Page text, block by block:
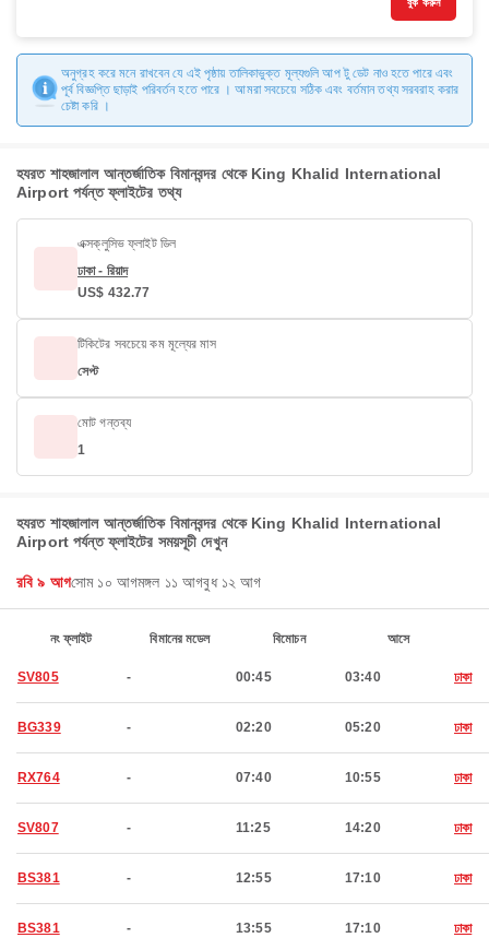
বুক করুন
অনুগ্রহ করে মনে রাখবেন যে এই পৃষ্ঠায় তালিকাভুক্ত মূল্যগুলি আপ টু ডেট নাও হতে পারে এবং
পূর্ব বিজ্ঞপ্তি ছাড়াই পরিবর্তন হতে পারে । আমরা সবচেয়ে সঠিক এবং বর্তমান তথ্য সরবরাহ করার
চেষ্টা করি ।
হযরত শাহজালাল আন্তর্জাতিক বিমানবন্দর থেকে King Khalid International
Airport পর্যন্ত ফ্লাইটের তথ্য
এক্সক্লুসিভ ফ্লাইট ডিল
ঢাকা - রিয়াদ
US$ 432.77
টিকিটের সবচেয়ে কম মূল্যের মাস
সেপ্ট
মোট গন্তব্য
1
হযরত শাহজালাল আন্তর্জাতিক বিমানবন্দর থেকে King Khalid International
Airport পর্যন্ত ফ্লাইটের সময়সূচী দেখুন
রবি ৯ আগসোম ১০ আগমঙ্গল ১১ আগবুধ ১২ আগ
নং ফ্লাইট বিমানের মডেল বিমোচন আসে
SV805 - 00:45 03:40 ঢাকা
BG339 - 02:20 05:20 ঢাকা
RX764 - 07:40 10:55 ঢাকা
SV807 - 11:25 14:20 ঢাকা
BS381 - 12:55 17:10 ঢাকা
BS381 - 13:55 17:10 ঢাকা